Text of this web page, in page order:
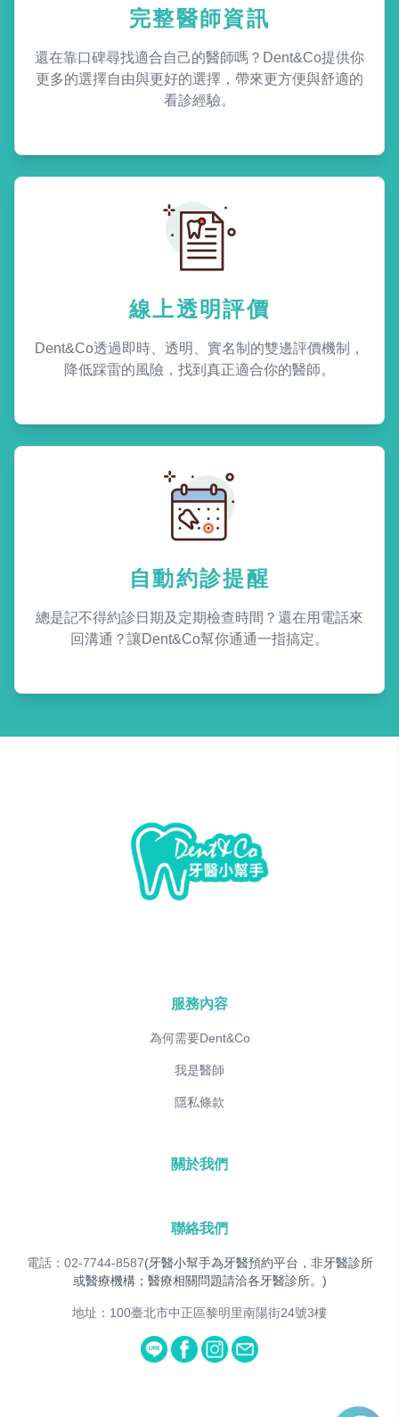
完整醫師資訊
還在靠口碑尋找適合自己的醫師嗎？Dent&Co提供你
更多的選擇自由與更好的選擇，帶來更方便與舒適的
看診經驗。
線上透明評價
Dent&Co透過即時、透明、實名制的雙邊評價機制，
降低踩雷的風險，找到真正適合你的醫師。
自動約診提醒
總是記不得約診日期及定期檢查時間？還在用電話來
回溝通？讓Dent&Co幫你通通一指搞定。
服務內容
為何需要Dent&Co
我是醫師
隱私條款
關於我們
聯絡我們
電話：02-7744-8587(牙醫小幫手為牙醫預約平台，非牙醫診所
或醫療機構；醫療相關問題請洽各牙醫診所。)
地址：100臺北市中正區黎明里南陽街24號3樓